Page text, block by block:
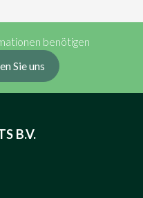
benötigen
Sie uns
B.V.